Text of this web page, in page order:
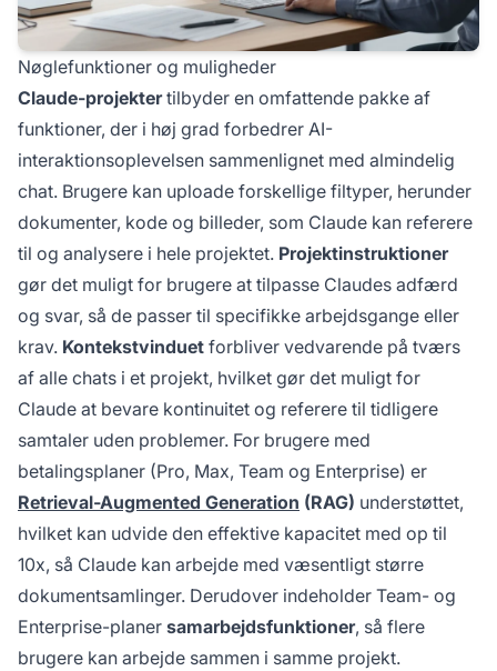
Nøglefunktioner og muligheder
Claude-projektertilbyder en omfattende pakke af
funktioner, der i høj grad forbedrer AI-
interaktionsoplevelsen sammenlignet med almindelig
chat. Brugere kan uploade forskellige filtyper, herunder
dokumenter, kode og billeder, som Claude kan referere
til og analysere i hele projektet. Projektinstruktioner
gør det muligt for brugere at tilpasse Claudes adfærd
og svar, så de passer til specifikke arbejdsgange eller
krav. Kontekstvinduet forbliver vedvarende på tværs
af alle chats i et projekt, hvilket gør det muligt for
Claude at bevare kontinuitet og referere til tidligere
samtaler uden problemer. For brugere med
betalingsplaner (Pro, Max, Team og Enterprise) er
Retrieval-Augmented Generation (RAG) understøttet,
hvilket kan udvide den effektive kapacitet med op til
10x, så Claude kan arbejde med væsentligt større
dokumentsamlinger. Derudover indeholder Team- og
Enterprise-planer samarbejdsfunktioner, så flere
brugere kan arbejde sammen i samme projekt.